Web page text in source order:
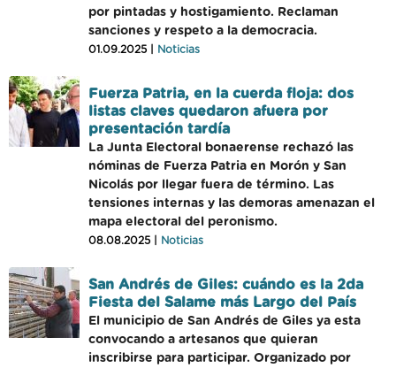
por pintadas y hostigamiento. Reclaman
sanciones y respeto a la democracia.
01.09.2025 | Noticias
Fuerza Patria, en la cuerda floja: dos
listas claves quedaron afuera por
presentación tardía
La Junta Electoral bonaerense rechazó las
nóminas de Fuerza Patria en Morón y San
Nicolás por llegar fuera de término. Las
tensiones internas y las demoras amenazan el
mapa electoral del peronismo.
08.08.2025 | Noticias
San Andrés de Giles: cuándo es la 2da
Fiesta del Salame más Largo del País
El municipio de San Andrés de Giles ya esta
convocando a artesanos que quieran
inscribirse para participar. Organizado por